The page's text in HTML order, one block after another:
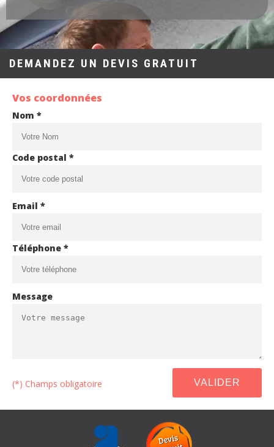
DEMANDEZ UN DEVIS GRATUIT
Vos coordonnées
Nom *
Code postal *
Email *
Téléphone *
Message
(*) Champs obligatoire